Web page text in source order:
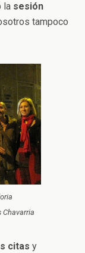
la sesión
tampoco
Chavarria
citas y